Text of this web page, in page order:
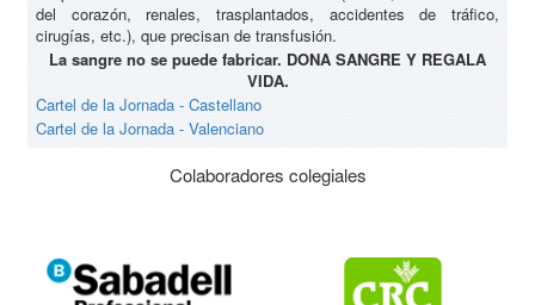
del corazón, renales, trasplantados, accidentes de tráfico,
cirugías, etc.), que precisan de transfusión.
La sangre no se puede fabricar. DONA SANGRE Y REGALA
VIDA.
Cartel de la Jornada - Castellano
Cartel de la Jornada - Valenciano
Colaboradores colegiales